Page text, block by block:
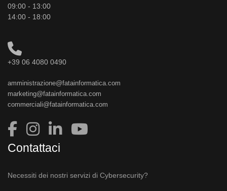
09:00 - 13:00
14:00 - 18:00
+39 06 4080 0490
amministrazione@fatainformatica.com
marketing@fatainformatica.com
commerciali@fatainformatica.com
Contattaci
Necessiti dei nostri servizi di Cybersecurity?